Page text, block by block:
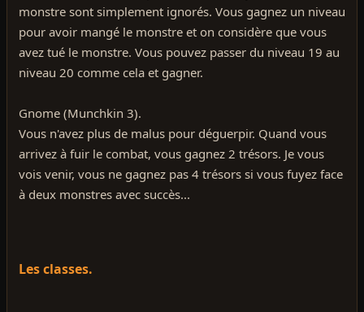
monstre sont simplement ignorés. Vous gagnez un niveau
pour avoir mangé le monstre et on considère que vous
avez tué le monstre. Vous pouvez passer du niveau 19 au
niveau 20 comme cela et gagner.
Gnome (Munchkin 3).
Vous n'avez plus de malus pour déguerpir. Quand vous
arrivez à fuir le combat, vous gagnez 2 trésors. Je vous
vois venir, vous ne gagnez pas 4 trésors si vous fuyez face
à deux monstres avec succès...
Les classes.